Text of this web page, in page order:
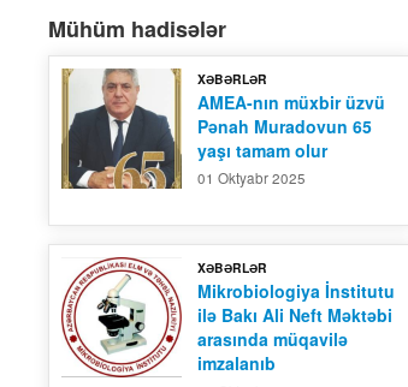
Mühüm hadisələr
XƏBƏRLƏR
AMEA-nın müxbir üzvü
Pənah Muradovun 65
yaşı tamam olur
01 Oktyabr 2025
XƏBƏRLƏR
Mikrobiologiya İnstitutu
ilə Bakı Ali Neft Məktəbi
arasında müqavilə
imzalanıb